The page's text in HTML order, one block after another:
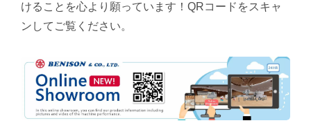
けることを心より願っています！QRコードをスキャ
ンしてご覧ください。